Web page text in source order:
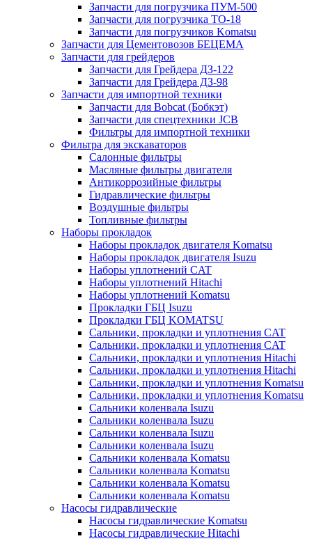
Запчасти для погрузчика ПУМ-500
Запчасти для погрузчика ТО-18
Запчасти для погрузчиков Komatsu
Запчасти для Цементовозов БЕЦЕМА
Запчасти для грейдеров
Запчасти для Грейдера ДЗ-122
Запчасти для Грейдера ДЗ-98
Запчасти для импортной техники
Запчасти для Bobcat (Бобкэт)
Запчасти для спецтехники JCB
Фильтры для импортной техники
Фильтра для экскаваторов
Салонные фильтры
Масляные фильтры двигателя
Антикоррозийные фильтры
Гидравлические фильтры
Воздушные фильтры
Топливные фильтры
Наборы прокладок
Наборы прокладок двигателя Komatsu
Наборы прокладок двигателя Isuzu
Наборы уплотнений CAT
Наборы уплотнений Hitachi
Наборы уплотнений Komatsu
Прокладки ГБЦ Isuzu
Прокладки ГБЦ KOMATSU
Сальники, прокладки и уплотнения CAT
Сальники, прокладки и уплотнения CAT
Сальники, прокладки и уплотнения Hitachi
Сальники, прокладки и уплотнения Hitachi
Сальники, прокладки и уплотнения Komatsu
Сальники, прокладки и уплотнения Komatsu
Сальники коленвала Isuzu
Сальники коленвала Isuzu
Сальники коленвала Isuzu
Сальники коленвала Isuzu
Сальники коленвала Komatsu
Сальники коленвала Komatsu
Сальники коленвала Komatsu
Сальники коленвала Komatsu
Насосы гидравлические
Насосы гидравлические Komatsu
Насосы гидравлические Hitachi